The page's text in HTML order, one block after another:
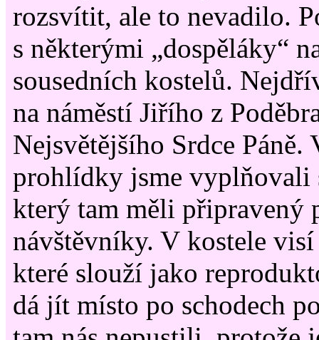
rozsvítit, ale to nevadilo.
s některými „dospěláky“
sousedních kostelů.
na náměstí Jiřího z
Nejsvětějšího Srdce Páně.
prohlídky jsme vyplňovali
který tam měli připravený
návštěvníky. V kostele
které slouží jako
dá jít místo po schodech